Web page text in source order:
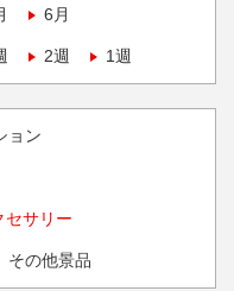
6月
2週 1週
ョン
セサリー
その他景品